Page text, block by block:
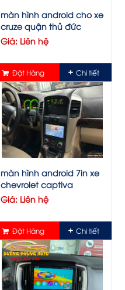
màn hình android cho xe
cruze quận thủ đức
Giá: Liên hệ
Đặt Hàng Chi tiết
màn hình android 7in xe
chevrolet captiva
Giá: Liên hệ
Đặt Hàng Chi tiết